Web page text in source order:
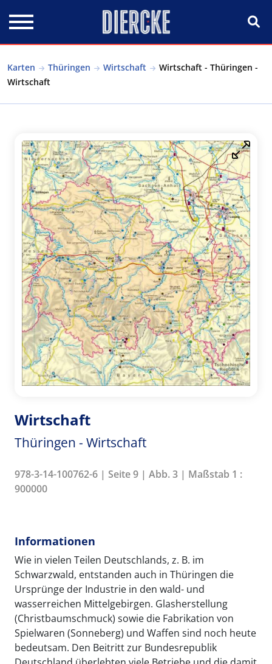
Karten Thüringen Wirtschaft
Wirtschaft - Thüringen -
Wirtschaft
Wirtschaft
Thüringen - Wirtschaft
978-3-14-100762-6 | Seite 9 | Abb. 3 | Maßstab 1 :
900000
Informationen
Wie in vielen Teilen Deutschlands, z. B. im
Schwarzwald, entstanden auch in Thüringen die
Ursprünge der Industrie in den wald- und
wasserreichen Mittelgebirgen. Glasherstellung
(Christbaumschmuck) sowie die Fabrikation von
Spielwaren (Sonneberg) und Waffen sind noch heute
bedeutsam. Den Beitritt zur Bundesrepublik